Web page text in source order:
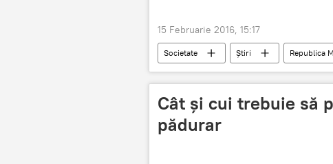
15 Februarie 2016, 15:17
Societate Știri Republica
Probleme
Cât şi cui trebuie să
pădurar